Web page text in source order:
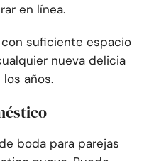
en línea.
suficiente espacio
nueva delicia
años.
boda para parejas